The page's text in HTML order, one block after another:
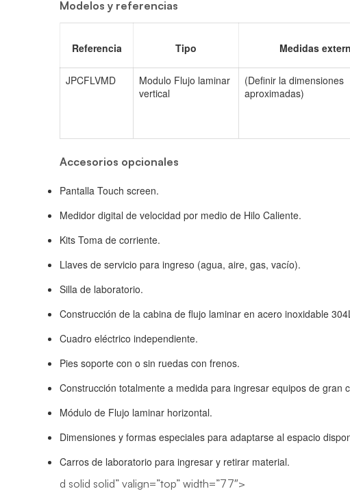
Modelos y referencias
Referencia Tipo Medidas
JPCFLVMD
Modulo Flujo laminar
vertical
(Definir la dimensiones
aproximadas)
Accesorios opcionales
Pantalla Touch screen.
Medidor digital de velocidad por medio de Hilo Caliente.
Kits Toma de corriente.
Llaves de servicio para ingreso (agua, aire, gas, vacío).
Silla de laboratorio.
Construcción de la cabina de flujo laminar en acero inoxidable
Cuadro eléctrico independiente.
Pies soporte con o sin ruedas con frenos.
Construcción totalmente a medida para ingresar equipos de gran
Módulo de Flujo laminar horizontal.
Dimensiones y formas especiales para adaptarse al espacio
Carros de laboratorio para ingresar y retirar material.
d solid solid” valign=”top” width=”77″>